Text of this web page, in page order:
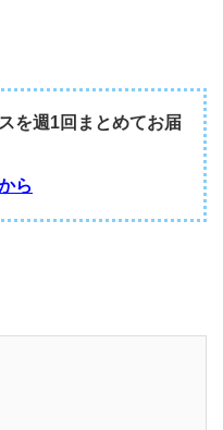
を週1回まとめてお届
ら